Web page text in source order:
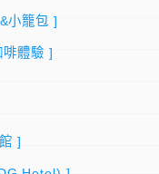
小籠包 ]
體驗 ]
]